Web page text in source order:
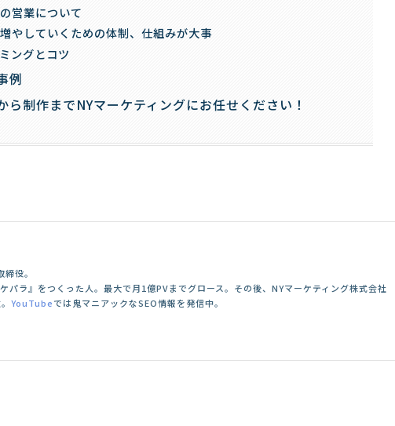
営業について
やしていくための体制、仕組みが大事
ングとコツ
例
制作までNYマーケティングにお任せください！
役。
パラ』をつくった人。最大で月1億PVまでグロース。その後、NYマーケティング株式会社
YouTubeでは鬼マニアックなSEO情報を発信中。